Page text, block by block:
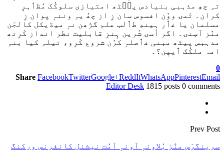
تہِ چھِ مذہبی بنیادس پٮ۪ٹھ امتیازی سلوکُک مُظٲہرٕ
کران۔ تٔمۍ ووٚن افسوس سان زِ از چھُ یہِ وننہٕ یِوان زِ
مسلمان یا غٲر ہیندِ طٲلب علم گژھن نہٕ میڈیکل کالجَن
منٛز آسٕنۍ۔ اگر أسۍ شُرین ہٕنزِ قابلیت نظر انداز کٔرِتھ
مذہبس پیٹھ مبنی فٲصلہٕ کرُن شروع کٔرِو، تیلہِ کیا بنہِ
امہ ملکُک ٲییٖن؟۔
0
Share FacebookTwitterGoogle+ReddItWhatsAppPinterestEmail
Editor Desk 1815 posts 0 comments
Prev Post
سرینگرَس منٛز بُلاونہٕ آونہٕ آمُت نیشنل کانفرنس ورکنگ